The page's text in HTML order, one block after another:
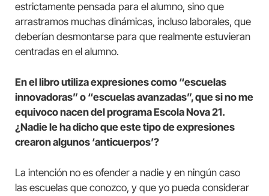
estrictamente pensada para el alumno, sino que
arrastramos muchas dinámicas, incluso laborales, que
deberían desmontarse para que realmente estuvieran
centradas en el alumno.
En el libro utiliza expresiones como “escuelas
innovadoras” o “escuelas avanzadas”, que si no me
equivoco nacen del programa Escola Nova 21.
¿Nadie le ha dicho que este tipo de expresiones
crearon algunos ‘anticuerpos’?
La intención no es ofender a nadie y en ningún caso
las escuelas que conozco, y que yo pueda considerar